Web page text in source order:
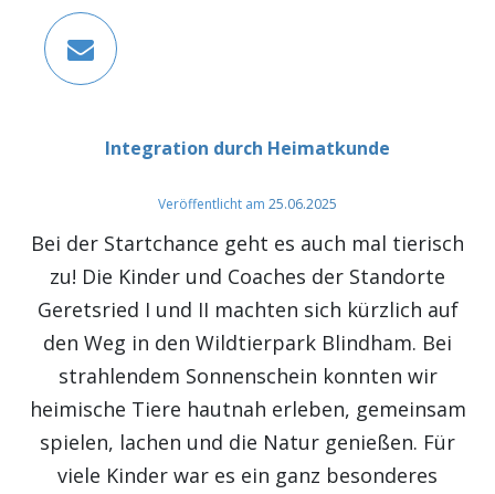
Integration durch Heimatkunde
Veröffentlicht am 25.06.2025
Bei der Startchance geht es auch mal tierisch
zu! Die Kinder und Coaches der Standorte
Geretsried I und II machten sich kürzlich auf
den Weg in den Wildtierpark Blindham. Bei
strahlendem Sonnenschein konnten wir
heimische Tiere hautnah erleben, gemeinsam
spielen, lachen und die Natur genießen. Für
viele Kinder war es ein ganz besonderes